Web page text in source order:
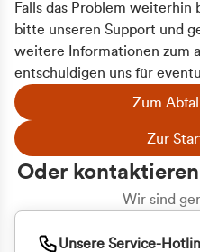
Falls das Problem
bitte unseren Support und
weitere Informationen zum
entschuldigen uns für
Zum
Zur
Oder
Wir sind
Unsere Service-